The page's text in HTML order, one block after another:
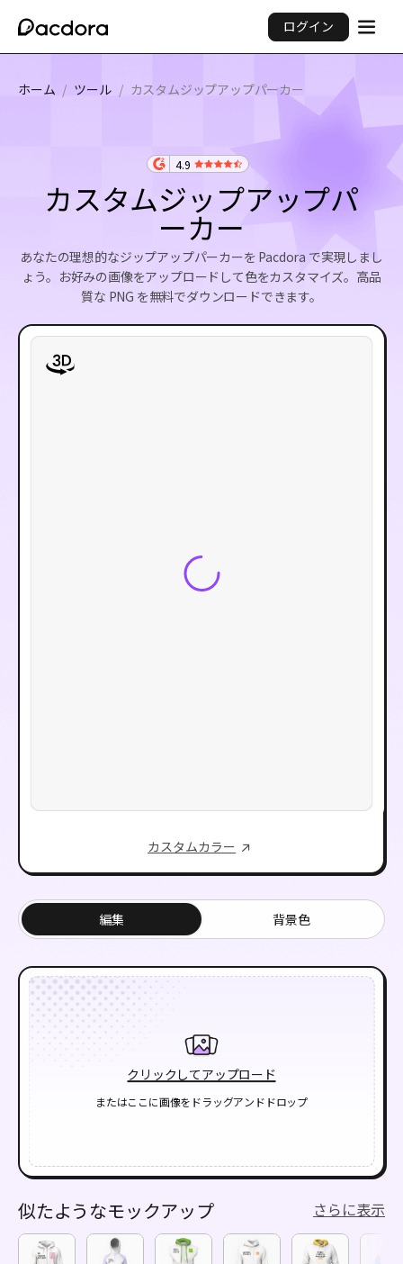
ログイン
ホーム / ツール / カスタムジップアップパーカー
4.9
カスタムジップアップパ
ーカー
あなたの理想的なジップアップパーカーを Pacdora で実現しまし
ょう。お好みの画像をアップロードして色をカスタマイズ。高品
質な PNG を無料でダウンロードできます。
カスタムカラー
クリックしてアップロード
またはここに画像をドラッグアンドドロップ
編集 背景色
似たようなモックアップ さらに表示